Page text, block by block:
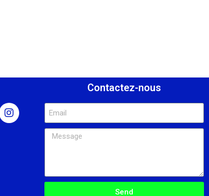
Contactez-nous
Send